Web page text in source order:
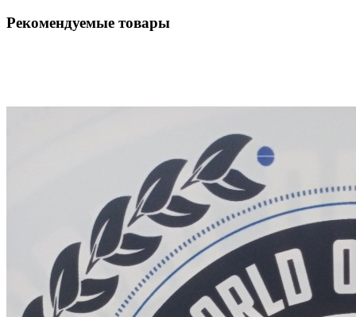
Рекомендуемые товары